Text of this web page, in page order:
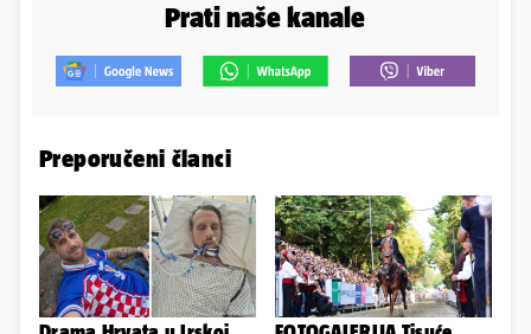
Prati naše kanale
Preporučeni članci